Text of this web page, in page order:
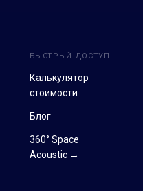
БЫСТРЫЙ ДОСТУП
Калькулятор
стоимости
Блог
360° Space
Acoustic →